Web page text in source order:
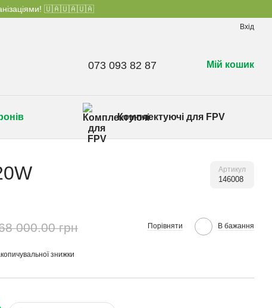
🇺🇦🇺🇦🇺🇦
Вхід
073 093 82 87 Мій кошик
Комплектуючі для FPV
Артикул
146008
000.00 грн Порівняти В бажання
знижки